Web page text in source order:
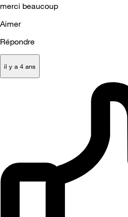
merci beaucoup
Aimer
Répondre
il y a 4 ans